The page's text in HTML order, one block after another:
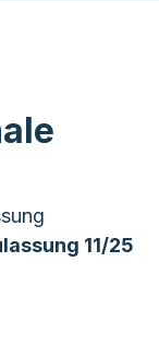
11/25